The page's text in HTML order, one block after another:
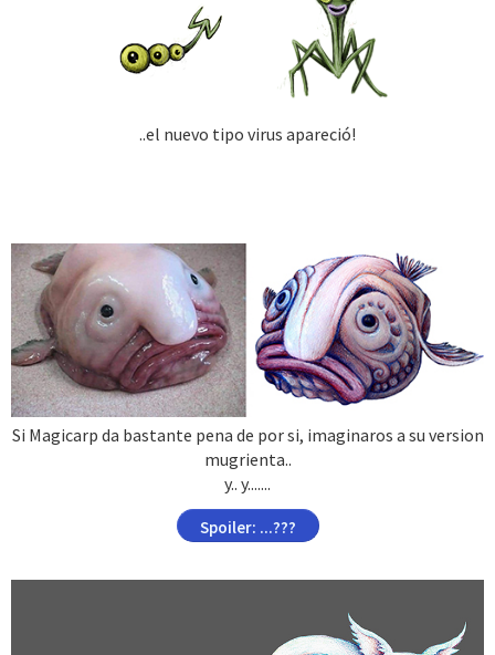
..el nuevo tipo virus apareció!
Si Magicarp da bastante pena de por si, imaginaros a su version
mugrienta..
y.. y.......
Spoiler: ...???